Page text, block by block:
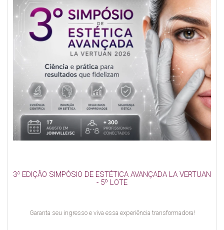
3ª EDIÇÃO SIMPÓSIO DE ESTÉTICA AVANÇADA LA VERTUAN
- 5º LOTE
Garanta seu ingresso e viva essa experiência transformadora!